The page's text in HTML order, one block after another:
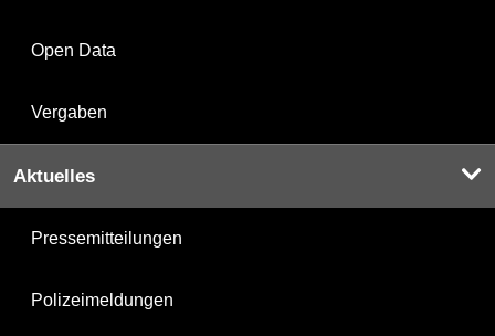
Open Data
Vergaben
Aktuelles
Pressemitteilungen
Polizeimeldungen